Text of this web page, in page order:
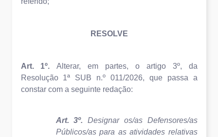
RESOLVE
Art. 1º.Alterar, em partes, o artigo 3º, da
Resolução 1ª SUB n.º 011/2026, que passa a
constar com a seguinte redação:
Art. 3º. Designar os/as Defensores/as
Públicos/as para as atividades relativas